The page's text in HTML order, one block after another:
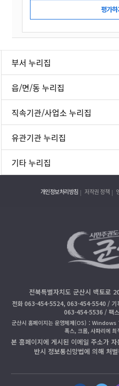
부서 누리집
읍/면/동 누리집
직속기관/사업소 누리집
유관기관 누리집
기타 누리집
개인정보처리방침 저작권 정책
전북특별자치도 군산시 백토로
전화 063-454-5524, 063-454-5540 / 기
063-454-5536 / 팩
군산시 홈페이지는 운영체제(OS)：Windows
폭스, 크롬, 사파리에 최
본 홈페이지에 게시된 이메일 주소가
반시 정보통신망법에 의해 처